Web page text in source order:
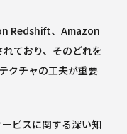
Redshift、Amazon
ており、そのどれを
クチャの工夫が重要
ビスに関する深い知